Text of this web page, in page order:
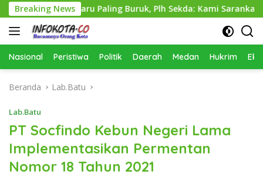
Langsung
ke
konten
Breaking News
Paling Buruk, Plh Sekda: Kami Sarankan Dievaluasi
Nasional Peristiwa Politik Daerah Medan Hukrim
Beranda Lab.Batu
Lab.Batu
PT Socfindo Kebun Negeri Lama
Implementasikan Permentan
Nomor 18 Tahun 2021